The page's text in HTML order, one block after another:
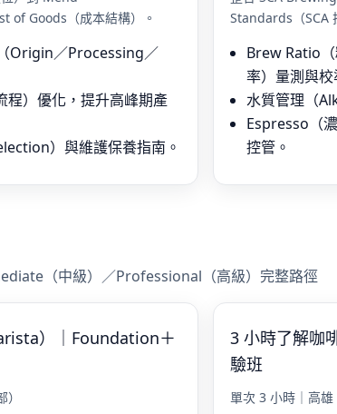
of Goods（成本結構）。
Origin／Processing／
）優化，提升高峰期產
）與維護保養指南。
Standards（SCA
Brew Ratio
率）量測與校
水質管理（
Espresso（
控管。
（中級）／Professional（高級）完整路徑
）｜Foundation＋
3 小時了解咖
驗班
單次 3 小時｜高雄